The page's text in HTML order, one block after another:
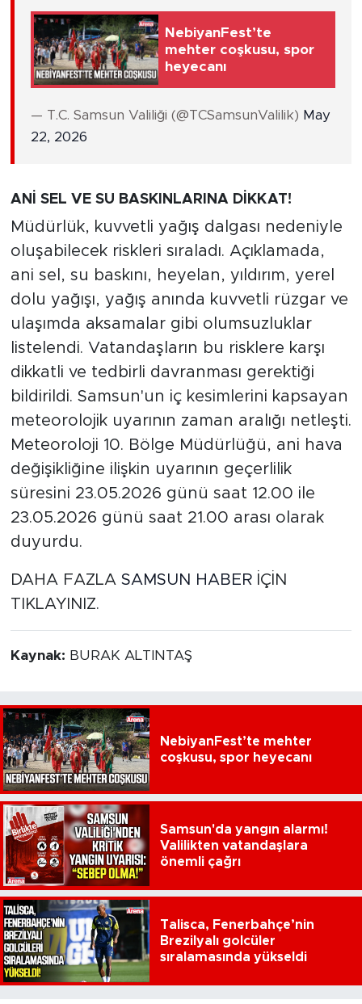
NebiyanFest’te
mehter coşkusu, spor
heyecanı
— T.C. Samsun Valiliği (@TCSamsunValilik) May
22, 2026
ANİ SEL VE SU BASKINLARINA DİKKAT!
Müdürlük, kuvvetli yağış dalgası nedeniyle
oluşabilecek riskleri sıraladı. Açıklamada,
ani sel, su baskını, heyelan, yıldırım, yerel
dolu yağışı, yağış anında kuvvetli rüzgar ve
ulaşımda aksamalar gibi olumsuzluklar
listelendi. Vatandaşların bu risklere karşı
dikkatli ve tedbirli davranması gerektiği
bildirildi. Samsun'un iç kesimlerini kapsayan
meteorolojik uyarının zaman aralığı netleşti.
Meteoroloji 10. Bölge Müdürlüğü, ani hava
değişikliğine ilişkin uyarının geçerlilik
süresini 23.05.2026 günü saat 12.00 ile
23.05.2026 günü saat 21.00 arası olarak
duyurdu.
DAHA FAZLA SAMSUN HABERİÇİN
TIKLAYINIZ.
Kaynak: BURAK ALTINTAŞ
NebiyanFest’te mehter
coşkusu, spor heyecanı
Samsun'da yangın alarmı!
Valilikten vatandaşlara
önemli çağrı
Talisca, Fenerbahçe’nin
Brezilyalı golcüler
sıralamasında yükseldi